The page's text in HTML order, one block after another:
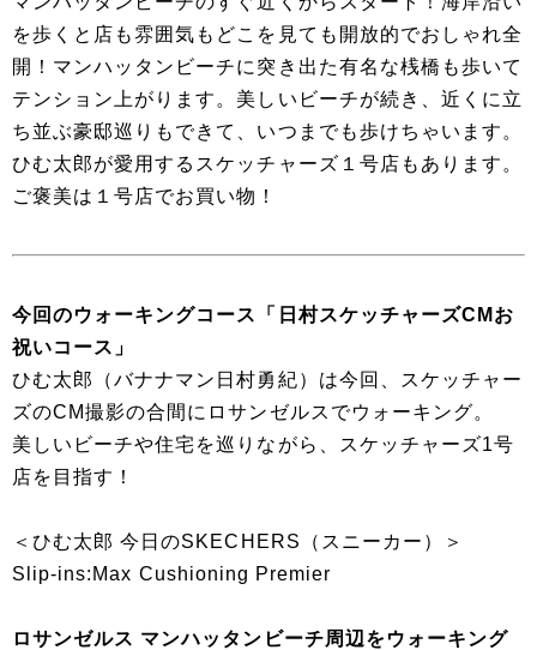
を歩くと店も雰囲気もどこを見ても開放的でおしゃれ全
開！マンハッタンビーチに突き出た有名な桟橋も歩いて
テンション上がります。美しいビーチが続き、近くに立
ち並ぶ豪邸巡りもできて、いつまでも歩けちゃいます。
ひむ太郎が愛用するスケッチャーズ１号店もあります。
ご褒美は１号店でお買い物！
今回のウォーキングコース「日村スケッチャーズCMお
祝いコース」
ひむ太郎（バナナマン日村勇紀）は今回、スケッチャー
ズのCM撮影の合間にロサンゼルスでウォーキング。
美しいビーチや住宅を巡りながら、スケッチャーズ1号
店を目指す！
＜ひむ太郎 今日のSKECHERS（スニーカー）＞
Slip-ins:Max Cushioning Premier
ロサンゼルス マンハッタンビーチ周辺をウォーキング